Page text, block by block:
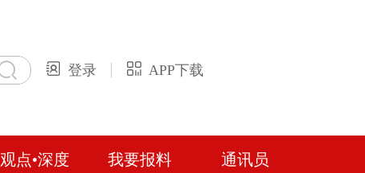
登录 APP下载
观点•深度 我要报料 通讯员